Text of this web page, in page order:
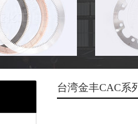
台湾金丰CAC系